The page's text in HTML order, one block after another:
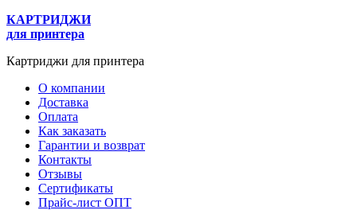
КАРТРИДЖИ
для принтера
Картриджи для принтера
О компании
Доставка
Оплата
Как заказать
Гарантии и возврат
Контакты
Отзывы
Сертификаты
Прайс-лист ОПТ